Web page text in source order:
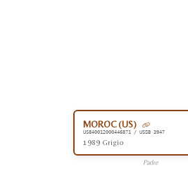
MOROC (US)
US840012000446871 / USSB 3947
1989 Grigio
Padre